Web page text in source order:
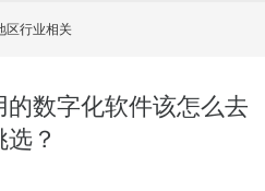
区行业相关
数字化软件该怎么去
选？